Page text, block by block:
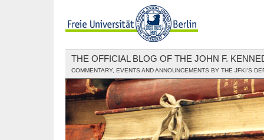
THE OFFICIAL BLOG OF THE JOHN F.
COMMENTARY, EVENTS AND ANNOUNCEMENTS BY THE JFKI'S